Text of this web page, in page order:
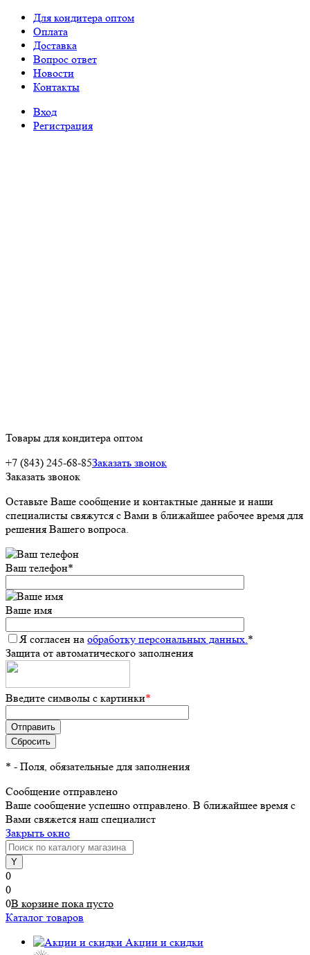
Для кондитера оптом
Оплата
Доставка
Вопрос ответ
Новости
Контакты
Вход
Регистрация
Товары для кондитера оптом
+7 (843) 245-68-85Заказать звонок
Заказать звонок
Оставьте Ваше сообщение и контактные данные и наши
специалисты свяжутся с Вами в ближайшее рабочее время для
решения Вашего вопроса.
Ваш телефон*
Ваше имя
Я согласен на обработку персональных данных.*
Защита от автоматического заполнения
Введите символы с картинки*
* - Поля, обязательные для заполнения
Сообщение отправлено
Ваше сообщение успешно отправлено. В ближайшее время с
Вами свяжется наш специалист
Закрыть окно
0
0
0В корзине пока пусто
Каталог товаров
Акции и скидки